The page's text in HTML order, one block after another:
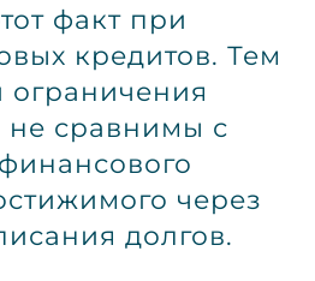
факт при
кредитов. Тем
ограничения
сравнимы с
через
долгов.